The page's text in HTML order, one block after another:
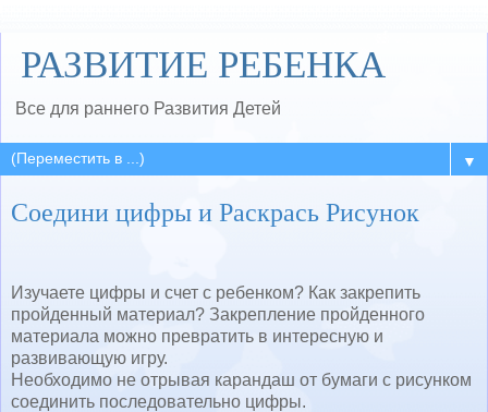
РАЗВИТИЕ РЕБЕНКА
Все для раннего Развития Детей
▼
Соедини цифры и Раскрась Рисунок
Изучаете цифры и счет с ребенком? Как закрепить
пройденный материал? Закрепление пройденного
материала можно превратить в интересную и
развивающую игру.
Необходимо не отрывая карандаш от бумаги с рисунком
соединить последовательно цифры.